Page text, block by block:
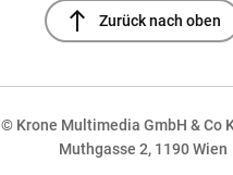
north Zurück nach oben
© Krone Multimedia GmbH & Co
Muthgasse 2, 1190 Wien